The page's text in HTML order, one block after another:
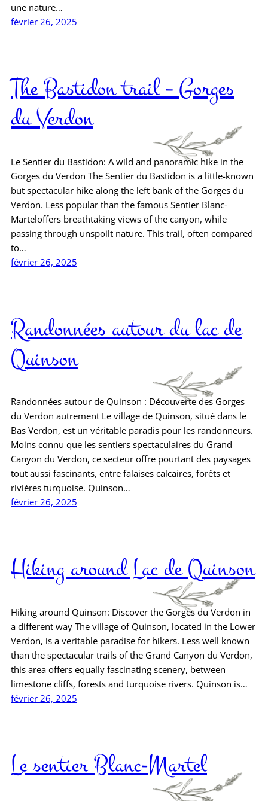
une nature…
février 26, 2025
The Bastidon trail – Gorges
du Verdon
Le Sentier du Bastidon: A wild and panoramic hike in the
Gorges du Verdon The Sentier du Bastidon is a little-known
but spectacular hike along the left bank of the Gorges du
Verdon. Less popular than the famous Sentier Blanc-
Marteloffers breathtaking views of the canyon, while
passing through unspoilt nature. This trail, often compared
to…
février 26, 2025
Randonnées autour du lac de
Quinson
Randonnées autour de Quinson : Découverte des Gorges
du Verdon autrement Le village de Quinson, situé dans le
Bas Verdon, est un véritable paradis pour les randonneurs.
Moins connu que les sentiers spectaculaires du Grand
Canyon du Verdon, ce secteur offre pourtant des paysages
tout aussi fascinants, entre falaises calcaires, forêts et
rivières turquoise. Quinson…
février 26, 2025
Hiking around Lac de Quinson
Hiking around Quinson: Discover the Gorges du Verdon in
a different way The village of Quinson, located in the Lower
Verdon, is a veritable paradise for hikers. Less well known
than the spectacular trails of the Grand Canyon du Verdon,
this area offers equally fascinating scenery, between
limestone cliffs, forests and turquoise rivers. Quinson is…
février 26, 2025
Le sentier Blanc-Martel